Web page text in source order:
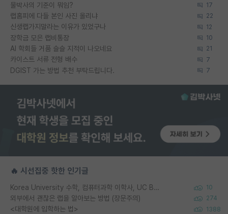
물박사의 기준이 뭐임? 17
랩홈피에 다들 본인 사진 올리냐 22
신생랩가지말라는 이유가 있었구나 12
장학금 모은 랩비통장 10
AI 학회들 거품 슬슬 지적이 나오네요 21
카이스트 서류 전형 배수 7
DGIST 가는 방법 추천 부탁드립니다. 7
🔥 시선집중 핫한 인기글
Korea University 수학, 컴퓨터과학 이학사, UC Berkeley 산업공학 대학원 공학박사가 되는 것은 쉽지 않겠죠? 10
외부에서 괜찮은 랩을 알아보는 방법 (장문주의) 274
<대학원에 입학하는 법> 1388